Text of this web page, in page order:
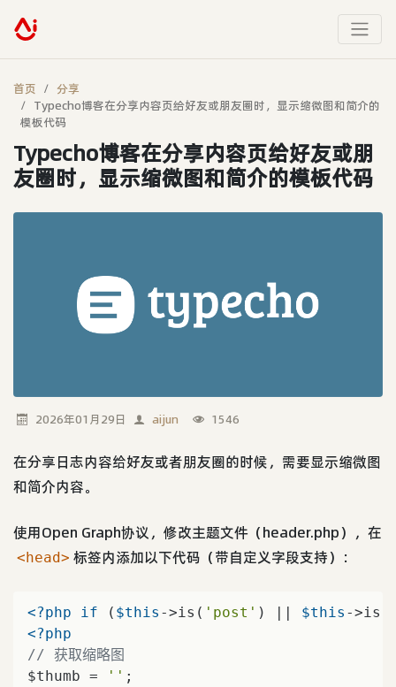
首页
分享
Typecho博客在分享内容页给好友或朋友圈时，显示缩微图和简介的
模板代码
Typecho博客在分享内容页给好友或朋
友圈时，显示缩微图和简介的模板代码
2026年01月29日 aijun 1546
在分享日志内容给好友或者朋友圈的时候，需要显示缩微图
和简介内容。
使用Open Graph协议，修改主题文件（header.php），在
<head> 标签内添加以下代码（带自定义字段支持）：
<?php if ( $this ->is( 'post' ) || $this ->is(
<?php
// 获取缩略图
$thumb =
'' ;